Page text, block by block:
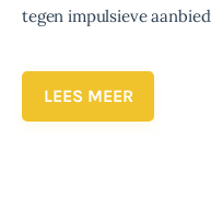
tegen impulsieve
LEES MEER